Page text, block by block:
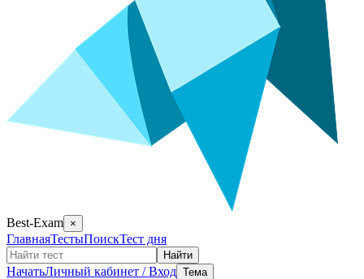
Best-Exam ×
ГлавнаяТестыПоискТест дня
Найти
НачатьЛичный кабинет / Вход Тема